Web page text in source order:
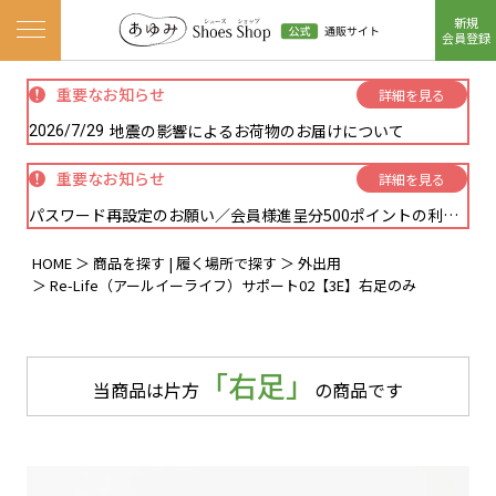
ナビゲーションメニューを開く
新規
会員登録
重要なお知らせ
2026/7/29 地震の影響によるお荷物のお届けについて
詳細を見る
重要なお知らせ
パスワード再設定のお願い／会員様進呈分500ポイントの利用方法に関しまして
詳細を見る
HOME 商品を探す | 履く場所で探す
外出用
Re-Life（アールイーライフ）サポート02【3E】右足のみ
当商品は片方 「右足」 の商品です